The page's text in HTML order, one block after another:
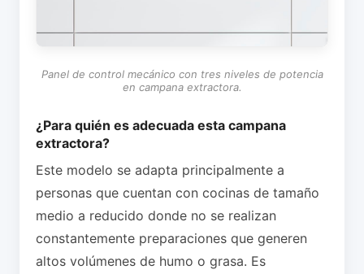
Panel de control mecánico con tres niveles de potencia
en campana extractora.
¿Para quién es adecuada esta campana
extractora?
Este modelo se adapta principalmente a
personas que cuentan con cocinas de tamaño
medio a reducido donde no se realizan
constantemente preparaciones que generen
altos volúmenes de humo o grasa. Es